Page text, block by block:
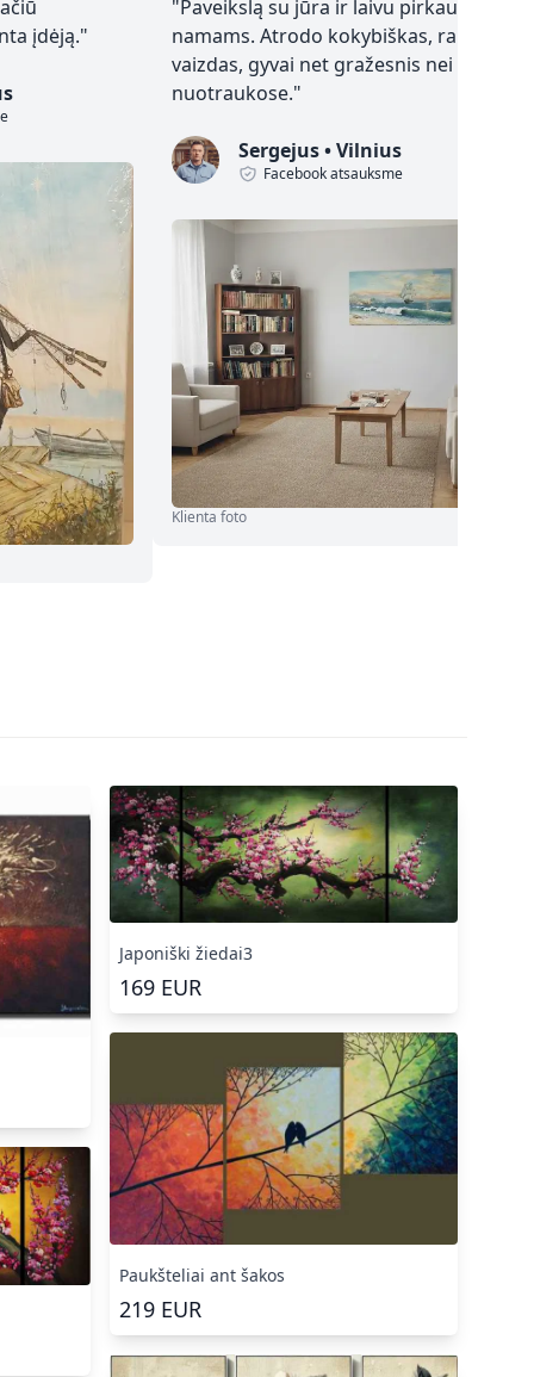
įdėją."
"Paveikslą su jūra ir laivu pirkau
namams. Atrodo kokybiškas, ramus
vaizdas, gyvai net gražesnis nei
nuotraukose."
Sergejus•Vilnius
Facebook atsauksme
Klienta foto
Japoniški žiedai3
169 EUR
Paukšteliai ant šakos
219 EUR